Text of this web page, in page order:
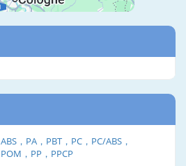
ABS，PA，PBT，PC，PC/ABS，
POM，PP，PPCP